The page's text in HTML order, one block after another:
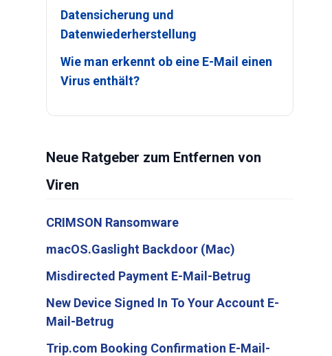
Datensicherung und
Datenwiederherstellung
Wie man erkennt ob eine E-Mail einen
Virus enthält?
Neue Ratgeber zum Entfernen von
Viren
CRIMSON Ransomware
macOS.Gaslight Backdoor (Mac)
Misdirected Payment E-Mail-Betrug
New Device Signed In To Your Account E-
Mail-Betrug
Trip.com Booking Confirmation E-Mail-